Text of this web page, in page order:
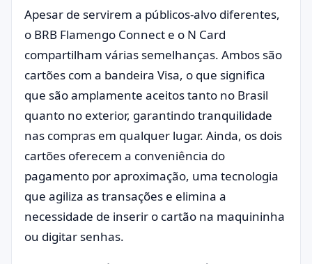
Apesar de servirem a públicos-alvo diferentes,
o BRB Flamengo Connect e o N Card
compartilham várias semelhanças. Ambos são
cartões com a bandeira Visa, o que significa
que são amplamente aceitos tanto no Brasil
quanto no exterior, garantindo tranquilidade
nas compras em qualquer lugar. Ainda, os dois
cartões oferecem a conveniência do
pagamento por aproximação, uma tecnologia
que agiliza as transações e elimina a
necessidade de inserir o cartão na maquininha
ou digitar senhas.